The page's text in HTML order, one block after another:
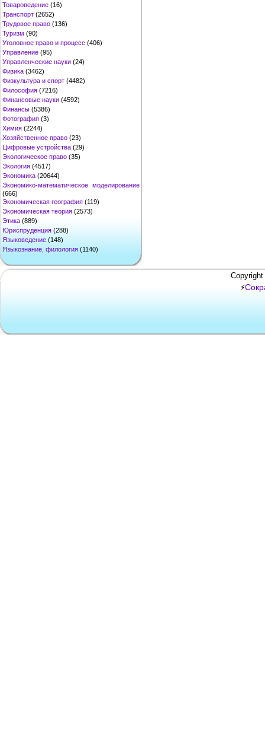
Товароведение (16)
Транспорт (2652)
Трудовое право (136)
Туризм (90)
Уголовное право и процесс (406)
Управление (95)
Управленческие науки (24)
Физика (3462)
Физкультура и спорт (4482)
Философия (7216)
Финансовые науки (4592)
Финансы (5386)
Фотография (3)
Химия (2244)
Хозяйственное право (23)
Цифровые устройства (29)
Экологическое право (35)
Экология (4517)
Экономика (20644)
Экономико-математическое моделирование
(666)
Экономическая география (119)
Экономическая теория (2573)
Этика (889)
Юриспруденция (288)
Языковедение (148)
Языкознание, филология (1140)
⚡